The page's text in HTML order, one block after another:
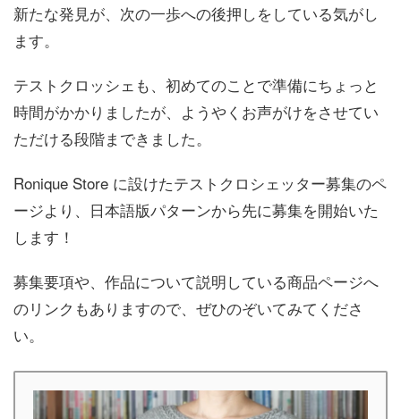
新たな発見が、次の一歩への後押しをしている気がし
ます。
テストクロッシェも、初めてのことで準備にちょっと
時間がかかりましたが、ようやくお声がけをさせてい
ただける段階まできました。
Ronique Store に設けたテストクロシェッター募集のペ
ージより、日本語版パターンから先に募集を開始いた
します！
募集要項や、作品について説明している商品ページへ
のリンクもありますので、ぜひのぞいてみてくださ
い。